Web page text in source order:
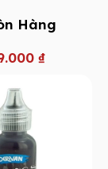
Hàng
₫